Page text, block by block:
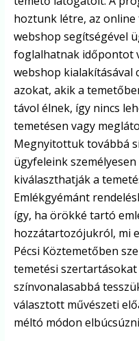
hoztunk létre, az
webshop segítségével
foglalhatnak időpontot
webshop kialakításával
azokat, akik a
távol élnek, így nincs
temetésen vagy
Megnyitottuk továbbá
ügyfeleink
kiválaszthatják a
Emlékgyémánt
így, ha örökké tartó
hozzátartozójukról, mi
Pécsi Köztemetőben
temetési
színvonalasabbá
választott művészeti
méltó módon